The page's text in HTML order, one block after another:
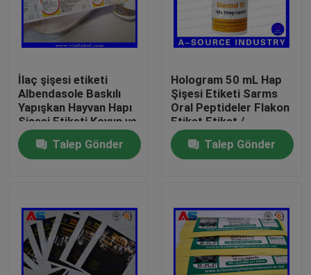
Ürünler
Hakkımızda
İlaç şişesi etiketi
Albendasole Baskılı
Yapışkan Hayvan Hapı
Şişesi Etiketi Koyun ve
Keçi için
Talep Gönder
Hologram 50 mL Hap
Şişesi Etiketi Sarms
Oral Peptideler Flakon
Etiket Etiket /
Kişiselleştirilmiş Şişe
EtiketleriTalep Gönder